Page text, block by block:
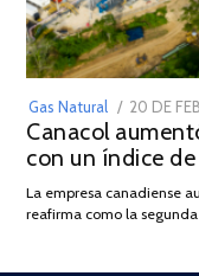
Gas Natural
POSTED
ON
20 DE
Canacol
con un índice
La empresa canadiense
reafirma como la